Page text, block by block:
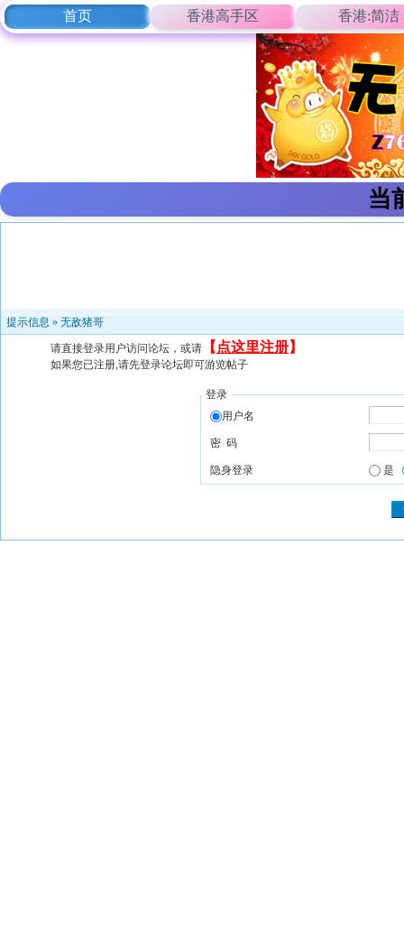
首页 香港高手区 香港:简洁
当
提示信息 » 无敌猪哥
请直接登录用户访问论坛，或请 【 点这里注册】
如果您已注册,请先登录论坛即可游览帖子
登录
用户名
密 码
隐身登录 是